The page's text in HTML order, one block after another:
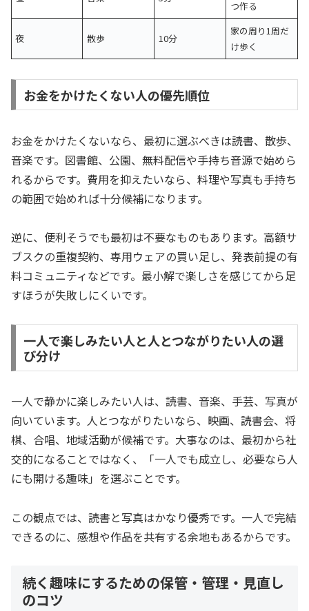
つ作る
夜 散歩 10分
家の周り1周だ
け歩く
お金をかけたくない人の優先順位
お金をかけたくないなら、最初に選ぶべきは読書、散歩、
音楽です。図書館、公園、無料配信や手持ち音源で始めら
れるからです。費用を抑えたいなら、料理や写真も手持ち
の範囲で始めれば十分候補になります。
逆に、便利そうでも最初は不要なものもあります。高額サ
ブスクの重複契約、専用ウェアの買い足し、発表前提の有
料コミュニティなどです。最小解で楽しさを感じてから足
すほうが失敗しにくいです。
一人で楽しみたい人と人とつながりたい人の選
び分け
一人で静かに楽しみたい人は、読書、音楽、手芸、写真が
向いています。人とつながりたいなら、映画、読書会、将
棋、合唱、地域活動が候補です。大事なのは、最初から社
交的になることではなく、「一人でも成立し、必要なら人
にも開ける趣味」を選ぶことです。
この観点では、読書と写真はかなり優秀です。一人で完結
できるのに、感想や作品を共有する余地もあるからです。
続く趣味にするための保管・管理・見直し
のコツ